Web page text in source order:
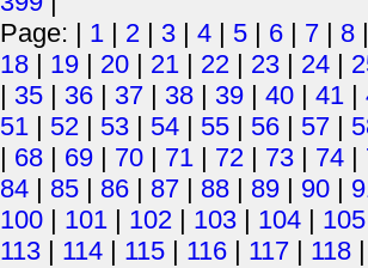
Page: | 1 | 2 | 3 | 4 | 5 | 6 | 7 | 8
18 | 19 | 20 | 21 | 22 | 23 | 24 |
| 35 | 36 | 37 | 38 | 39 | 40 | 41 |
51 | 52 | 53 | 54 | 55 | 56 | 57 |
| 68 | 69 | 70 | 71 | 72 | 73 | 74 |
84 | 85 | 86 | 87 | 88 | 89 | 90 |
100 | 101 | 102 | 103 | 104 | 105
113 | 114 | 115 | 116 | 117 | 118